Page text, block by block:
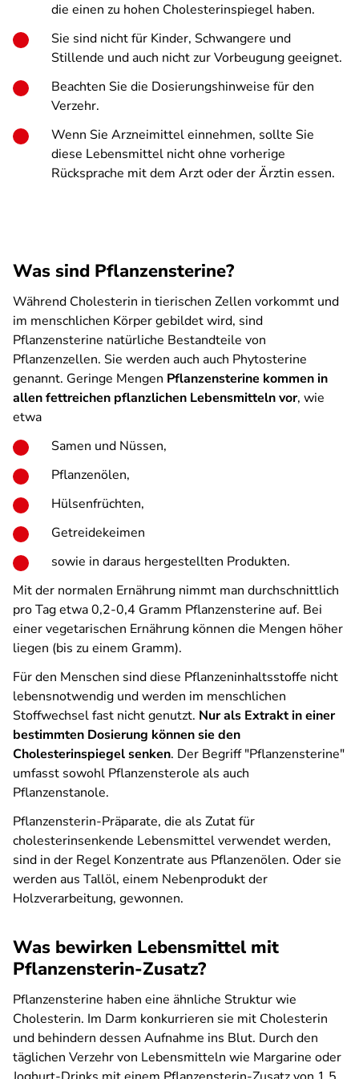
die einen zu hohen Cholesterinspiegel haben.
Sie sind nicht für Kinder, Schwangere und
Stillende und auch nicht zur Vorbeugung geeignet.
Beachten Sie die Dosierungshinweise für den
Verzehr.
Wenn Sie Arzneimittel einnehmen, sollte Sie
diese Lebensmittel nicht ohne vorherige
Rücksprache mit dem Arzt oder der Ärztin essen.
Was sind Pflanzensterine?
Während Cholesterin in tierischen Zellen vorkommt und
im menschlichen Körper gebildet wird, sind
Pflanzensterine natürliche Bestandteile von
Pflanzenzellen. Sie werden auch auch Phytosterine
genannt. Geringe Mengen Pflanzensterine kommen in
allen fettreichen pflanzlichen Lebensmitteln vor, wie
etwa
Samen und Nüssen,
Pflanzenölen,
Hülsenfrüchten,
Getreidekeimen
sowie in daraus hergestellten Produkten.
Mit der normalen Ernährung nimmt man durchschnittlich
pro Tag etwa 0,2-0,4 Gramm Pflanzensterine auf. Bei
einer vegetarischen Ernährung können die Mengen höher
liegen (bis zu einem Gramm).
Für den Menschen sind diese Pflanzeninhaltsstoffe nicht
lebensnotwendig und werden im menschlichen
Stoffwechsel fast nicht genutzt. Nur als Extrakt in einer
bestimmten Dosierung können sie den
Cholesterinspiegel senken. Der Begriff "Pflanzensterine"
umfasst sowohl Pflanzensterole als auch
Pflanzenstanole.
Pflanzensterin-Präparate, die als Zutat für
cholesterinsenkende Lebensmittel verwendet werden,
sind in der Regel Konzentrate aus Pflanzenölen. Oder sie
werden aus Tallöl, einem Nebenprodukt der
Holzverarbeitung, gewonnen.
Was bewirken Lebensmittel mit
Pflanzensterin-Zusatz?
Pflanzensterine haben eine ähnliche Struktur wie
Cholesterin. Im Darm konkurrieren sie mit Cholesterin
und behindern dessen Aufnahme ins Blut. Durch den
täglichen Verzehr von Lebensmitteln wie Margarine oder